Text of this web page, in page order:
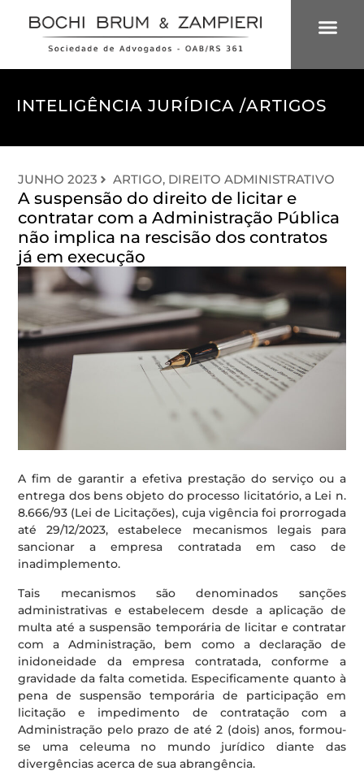
INTELIGÊNCIA JURÍDICA /ARTIGOS
JUNHO 2023 ARTIGO, DIREITO ADMINISTRATIVO
A suspensão do direito de licitar e
contratar com a Administração Pública
não implica na rescisão dos contratos
já em execução
A fim de garantir a efetiva prestação do serviço ou a
entrega dos bens objeto do processo licitatório, a Lei n.
8.666/93 (Lei de Licitações), cuja vigência foi prorrogada
até 29/12/2023, estabelece mecanismos legais para
sancionar a empresa contratada em caso de
inadimplemento.
Tais mecanismos são denominados sanções
administrativas e estabelecem desde a aplicação de
multa até a suspensão temporária de licitar e contratar
com a Administração, bem como a declaração de
inidoneidade da empresa contratada, conforme a
gravidade da falta cometida. Especificamente quanto à
pena de suspensão temporária de participação em
licitação e impedimento de contratação com a
Administração pelo prazo de até 2 (dois) anos, formou-
se uma celeuma no mundo jurídico diante das
divergências acerca de sua abrangência.